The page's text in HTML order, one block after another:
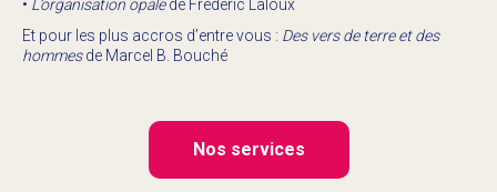
• L’organisation opalede Frédéric Laloux
Et pour les plus accros d’entre vous : Des vers de terre et des
hommesde Marcel B. Bouché
Nos services